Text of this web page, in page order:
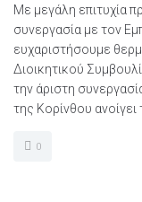
Με μεγάλη επιτυχία
συνεργασία με τον
ευχαριστήσουμε
Διοικητικού
την άριστη
της Κορίνθου ανοίγει
0